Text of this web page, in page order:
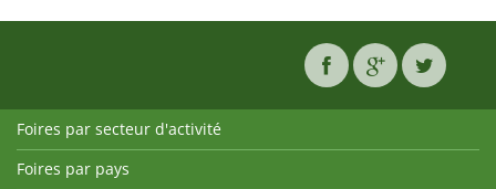
Foires par secteur d'activité
Foires par pays